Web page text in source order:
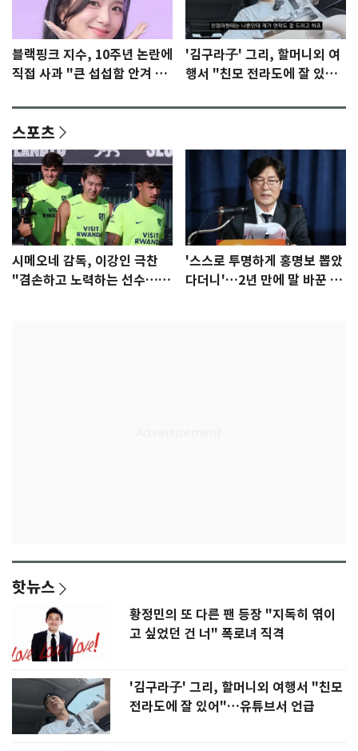
블랙핑크 지수, 10주년 논란에
직접 사과 "큰 섭섭함 안겨 미
'김구라子' 그리, 할머니외 여
행서 "친모 전라도에 잘 있
스포츠
시메오네 감독, 이강인 극찬
"겸손하고 노력하는 선수…좋
'스스로 투명하게 홍명보 뽑았
다더니'…2년 만에 말 바꾼 이
핫뉴스
황정민의 또 다른 팬 등장 "지독히 엮이
고 싶었던 건 너" 폭로녀 직격
'김구라子' 그리, 할머니외 여행서 "친모
전라도에 잘 있어"…유튜브서 언급